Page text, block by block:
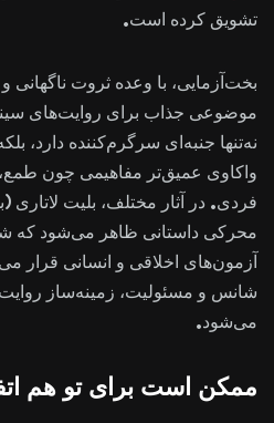
تشویق کرده است.
بخت‌آزمایی، با وعده ثروت ناگهانی
موضوعی جذاب برای روایت‌های
نه‌تنها جنبه‌ای سرگرم‌کننده دارد،
واکاوی عمیق‌تر مفاهیمی چون طمع،
فردی. در آثار مختلف، بلیت لاتاری
محرکی داستانی ظاهر می‌شود که
آزمون‌های اخلاقی و انسانی قرار
شانس و مسئولیت، زمینه‌ساز
می‌شود.
ممکن است برای تو هم